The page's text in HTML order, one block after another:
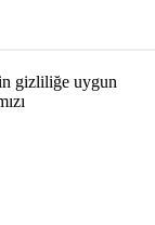
gizliliğe uygun